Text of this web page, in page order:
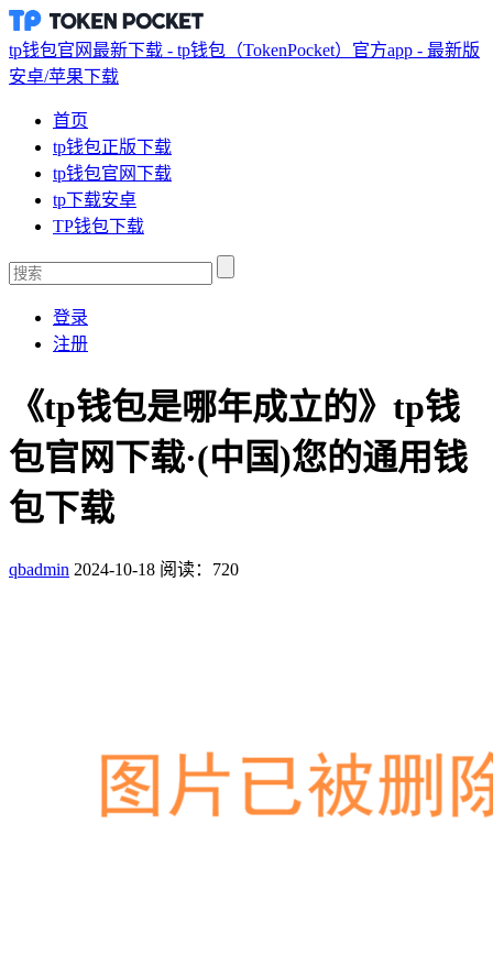
tp钱包官网最新下载 - tp钱包（TokenPocket）官方app - 最新版
安卓/苹果下载
首页
tp钱包正版下载
tp钱包官网下载
tp下载安卓
TP钱包下载
登录
注册
《tp钱包是哪年成立的》tp钱
包官网下载·(中国)您的通用钱
包下载
qbadmin 2024-10-18 阅读：720